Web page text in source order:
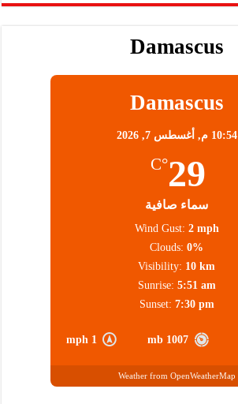
Damascus
Damascus
10:54 م, أغسطس 7, 2026
29
°C
سماء صافية
1007 mb
1 mph
Wind Gust: 2 mph
Clouds: 0%
Visibility: 10 km
Sunrise: 5:51 am
Sunset: 7:30 pm
Weather from OpenWeatherMap